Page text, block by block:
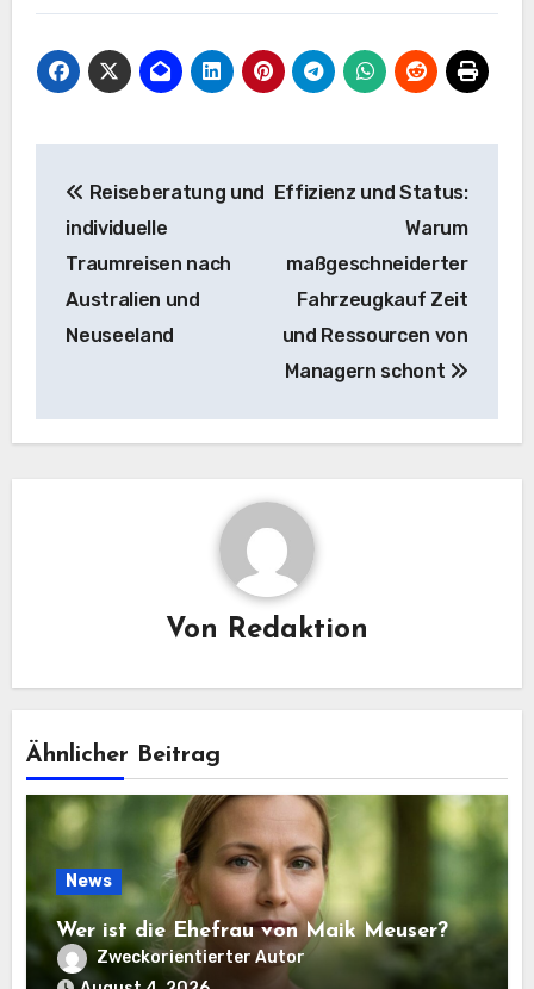
Reiseberatung und
individuelle
Traumreisen nach
Australien und
Neuseeland
Effizienz und Status:
Warum
maßgeschneiderter
Fahrzeugkauf Zeit
und Ressourcen von
Managern schont
Von Redaktion
Ähnlicher Beitrag
News
Wer ist die Ehefrau von Maik Meuser?
Zweckorientierter Autor